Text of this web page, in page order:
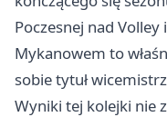
Poczesnej nad
Mykanowem to
sobie tytuł
Wyniki tej kolejki nie